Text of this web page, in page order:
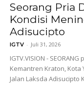
Seorang Pria
Kondisi
Adisucipto
IGTV - Juli 31, 2026
IGTV.VISION -
Kemantren Kraton,
Jalan Laksda Adisucipto